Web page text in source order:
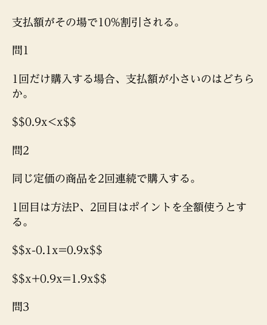
支払額がその場で10%割引される。
問1
1回だけ購入する場合、支払額が小さいのはどちら
か。
$$0.9x<x$$
問2
同じ定価の商品を2回連続で購入する。
1回目は方法P、2回目はポイントを全額使うとす
る。
$$x-0.1x=0.9x$$
$$x+0.9x=1.9x$$
問3